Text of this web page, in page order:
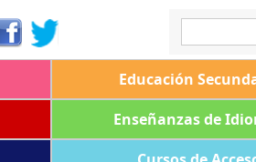
Educación
Enseñanzas de